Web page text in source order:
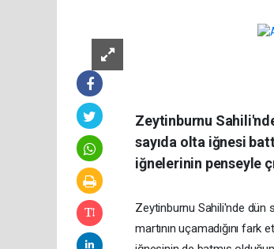
Zeytinburnu
sayıda olta iğnesi
iğnelerinin penseyle
Zeytinburnu Sahili'nde dün
martının uçamadığını fark